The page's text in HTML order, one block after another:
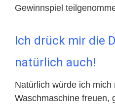
Gewinnspiel
Ich drück mir die
natürlich auch!
Natürlich würde ich mich
Waschmaschine freuen,